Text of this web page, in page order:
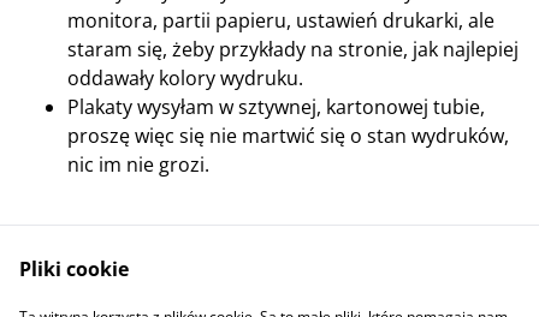
monitora, partii papieru, ustawień drukarki, ale
staram się, żeby przykłady na stronie, jak najlepiej
oddawały kolory wydruku.
Plakaty wysyłam w sztywnej, kartonowej tubie,
proszę więc się nie martwić się o stan wydruków,
nic im nie grozi.
Pliki cookie